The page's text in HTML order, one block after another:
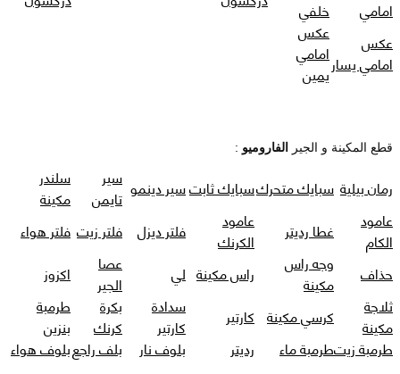
امامي
خلفي
عكس
امامي يسار
عكس
امامي
يمين
قطع المكينة و الجير الفاروميو :
رمان بيلية سبايك متحركسبايك ثابتسير دينمو سير
تايمن
سلندر
مكينة
عامود
الكام
غطا رديتر
عامود
الكرنك
فلتر ديزل فلتر زيت فلتر هواء
حذاف
وجه راس
مكينة
راس مكينة لي
عصا
الجير
اكزوز
ثلاجة
مكينة
كرسي مكينة كارتير
سدادة
كارتير
بكرة
كرنك
طرمبة
بنزين
طرمبة زيتطرمبة ماء رديتر بلوف نار بلف راجعبلوف هواء